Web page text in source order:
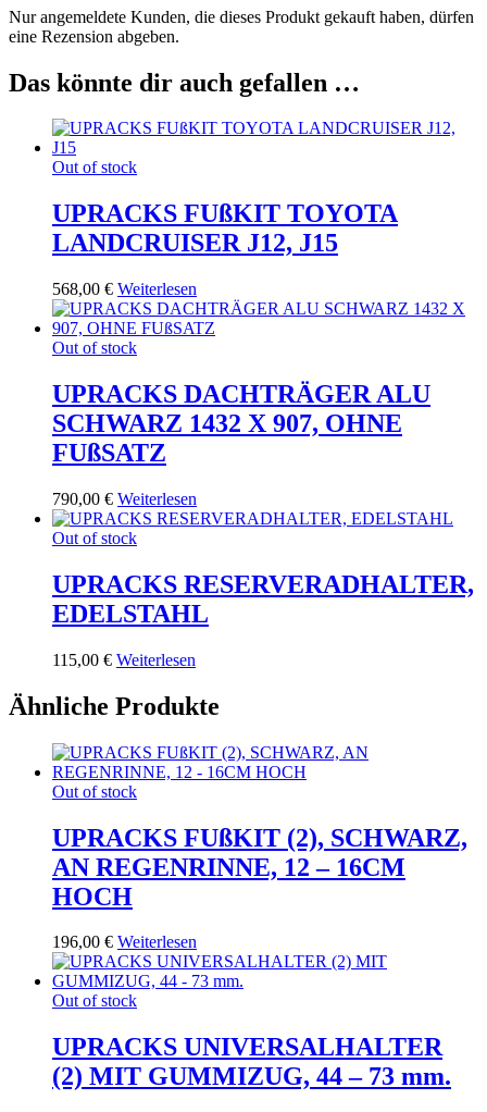
Nur angemeldete Kunden, die dieses Produkt gekauft haben, dürfen
eine Rezension abgeben.
Das könnte dir auch gefallen …
Out of stock
UPRACKS FUßKIT TOYOTA
LANDCRUISER J12, J15
568,00 € Weiterlesen
Out of stock
UPRACKS DACHTRÄGER ALU
SCHWARZ 1432 X 907, OHNE
FUßSATZ
790,00 € Weiterlesen
Out of stock
UPRACKS RESERVERADHALTER,
EDELSTAHL
115,00 € Weiterlesen
Ähnliche Produkte
Out of stock
UPRACKS FUßKIT (2), SCHWARZ,
AN REGENRINNE, 12 – 16CM
HOCH
196,00 € Weiterlesen
Out of stock
UPRACKS UNIVERSALHALTER
(2) MIT GUMMIZUG, 44 – 73 mm.